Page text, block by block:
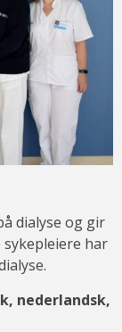
dialyse og gir
har
nederlandsk,